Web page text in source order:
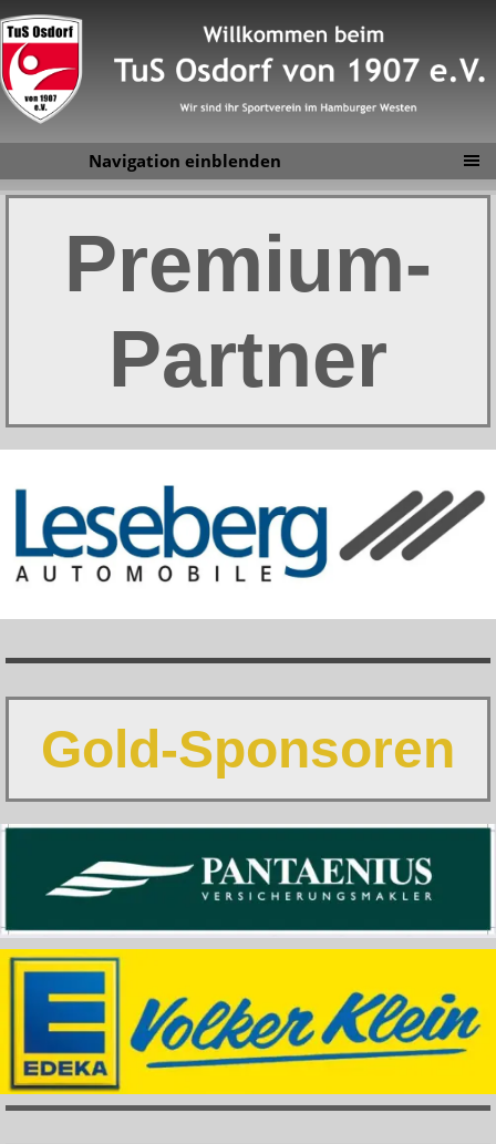
Navigation einblenden
Premium-
Partner
Gold-Sponsoren